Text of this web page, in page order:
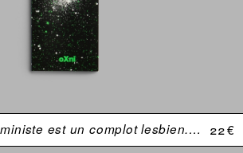
Le mouvement féministe est un complot lesbien. Une anthologie (USA 1969–1974) 22 €